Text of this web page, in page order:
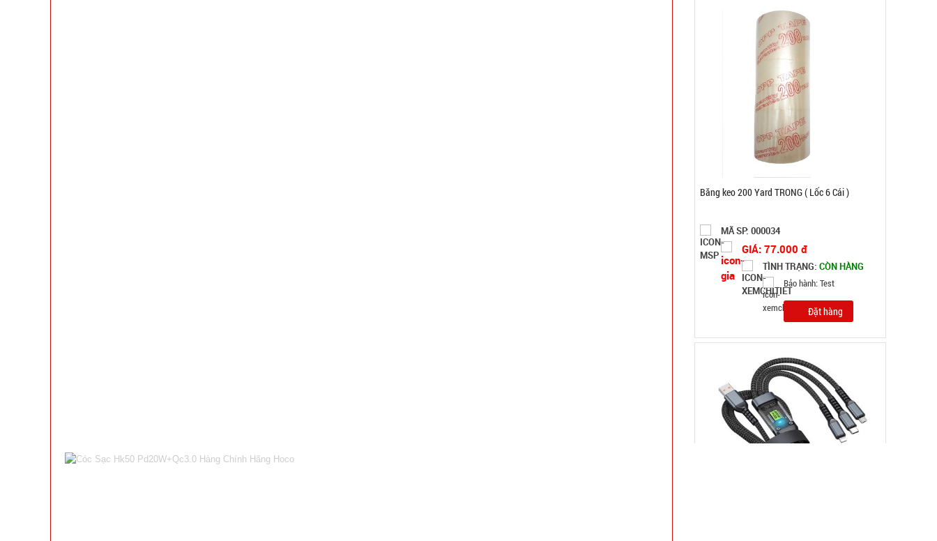
Băng keo 200 Yard TRONG ( Lốc 6 Cái )
MÃ SP: 000034
GIÁ: 77.000 đ
TÌNH TRẠNG: CÒN HÀNG
Bảo hành: Test
Đặt hàng